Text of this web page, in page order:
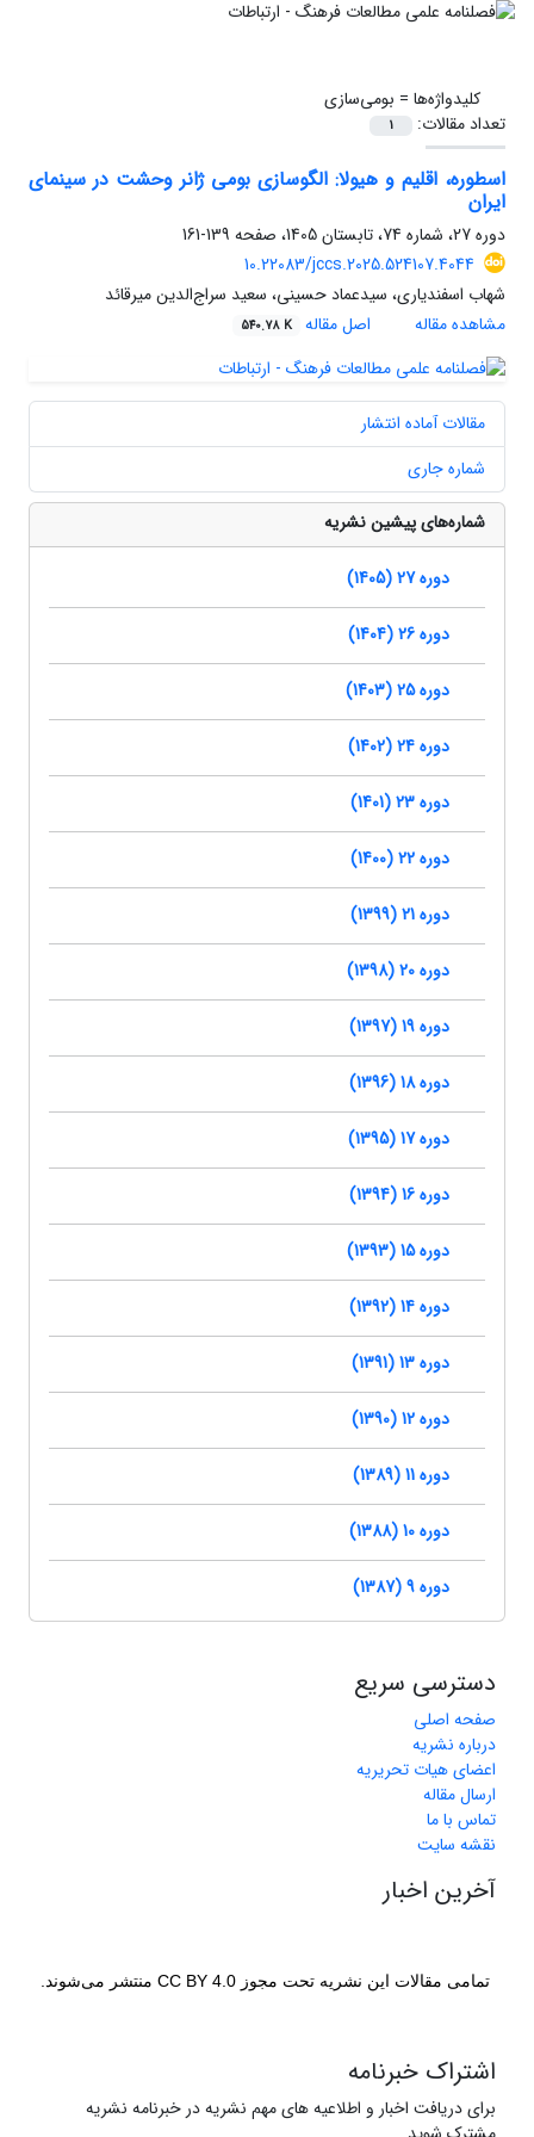
کلیدواژه‌ها = بومی‌سازی
تعداد مقالات:
1
اسطوره، اقلیم و هیولا: الگوسازی بومی ژانر وحشت در سینمای
ایران
دوره 27، شماره 74، تابستان 1405، صفحه
139-161
10.22083/jccs.2025.524107.4044
شهاب اسفندیاری، سیدعماد حسینی، سعید سراج‌الدین میرقائد
مشاهده مقاله
اصل مقاله 540.78 K
مقالات آماده انتشار
شماره جاری
شماره‌های پیشین نشریه
دوره 27 (1405)
دوره 26 (1404)
دوره 25 (1403)
دوره 24 (1402)
دوره 23 (1401)
دوره 22 (1400)
دوره 21 (1399)
دوره 20 (1398)
دوره 19 (1397)
دوره 18 (1396)
دوره 17 (1395)
دوره 16 (1394)
دوره 15 (1393)
دوره 14 (1392)
دوره 13 (1391)
دوره 12 (1390)
دوره 11 (1389)
دوره 10 (1388)
دوره 9 (1387)
دسترسی سریع
صفحه اصلی
درباره نشریه
اعضای هیات تحریریه
ارسال مقاله
تماس با ما
نقشه سایت
آخرین اخبار
تمامی مقالات این نشریه تحت مجوز CC BY 4.0 منتشر می‌شوند.
اشتراک خبرنامه
برای دریافت اخبار و اطلاعیه های مهم نشریه در خبرنامه نشریه